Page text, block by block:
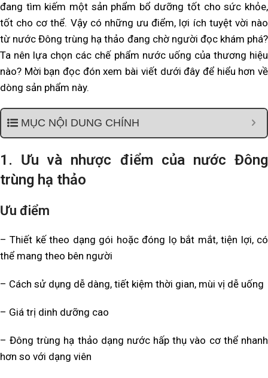
đang tìm kiếm một sản phẩm bổ dưỡng tốt cho sức khỏe,
tốt cho cơ thể. Vậy có những ưu điểm, lợi ích tuyệt vời nào
từ nước Đông trùng hạ thảo đang chờ người đọc khám phá?
Ta nên lựa chọn các chế phẩm nước uống của thương hiệu
nào? Mời bạn đọc đón xem bài viết dưới đây để hiểu hơn về
dòng sản phẩm này.
MỤC NỘI DUNG CHÍNH
1. Ưu và nhược điểm của nước Đông
trùng hạ thảo
Ưu điểm
– Thiết kế theo dạng gói hoặc đóng lọ bắt mắt, tiện lợi, có
thể mang theo bên người
– Cách sử dụng dễ dàng, tiết kiệm thời gian, mùi vị dễ uống
– Giá trị dinh dưỡng cao
– Đông trùng hạ thảo dạng nước hấp thụ vào cơ thể nhanh
hơn so với dạng viên